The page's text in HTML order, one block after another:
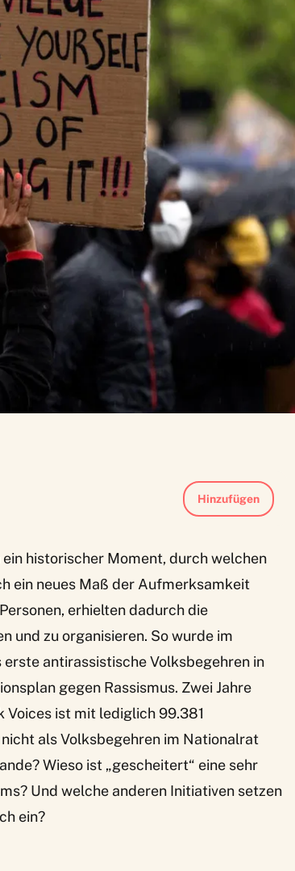
Hinzufügen
historischer Moment, durch welchen
ein neues Maß der Aufmerksamkeit
erhielten dadurch die
und zu organisieren. So wurde im
antirassistische Volksbegehren in
gegen Rassismus. Zwei Jahre
ist mit lediglich 99.381
als Volksbegehren im Nationalrat
Wieso ist „gescheitert“ eine sehr
Und welche anderen Initiativen setzen
ein?